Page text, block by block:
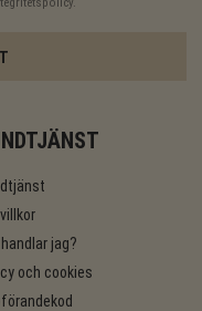
handlar jag?
och cookies